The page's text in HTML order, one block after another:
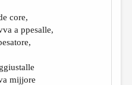
core,
a ppesalle,
mijjore